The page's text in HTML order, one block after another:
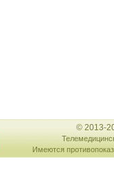
© 2013-
Имеются